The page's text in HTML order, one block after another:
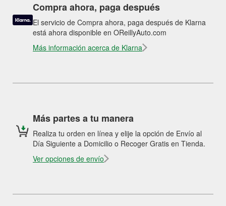
Compra ahora, paga después
El servicio de Compra ahora, paga después de Klarna
está ahora disponible en OReillyAuto.com
Más información acerca de Klarna
Más partes a tu manera
Realiza tu orden en línea y elije la opción de Envío al
Día Siguiente a Domicilio o Recoger Gratis en Tienda.
Ver opciones de envío